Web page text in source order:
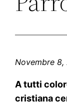
Novembre 8,
A tutti
cristiana